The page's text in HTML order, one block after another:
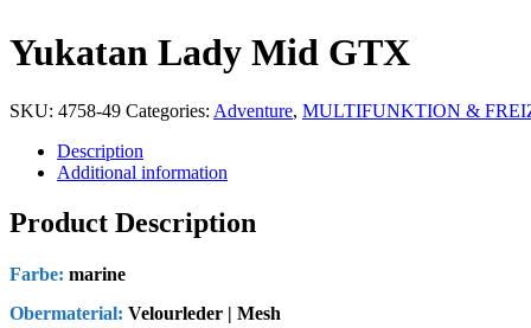
Yukatan Lady Mid GTX
SKU: 4758-49 Categories: Adventure, MULTIFUNKTION &
Description
Additional information
Product Description
Farbe: marine
Obermaterial: Velourleder | Mesh